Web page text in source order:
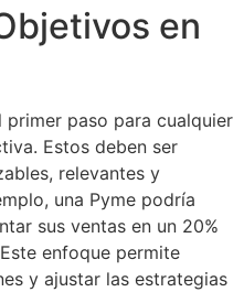
en
primer paso para cualquier
Estos deben ser
relevantes y
una Pyme podría
sus ventas en un 20%
enfoque permite
y ajustar las estrategias